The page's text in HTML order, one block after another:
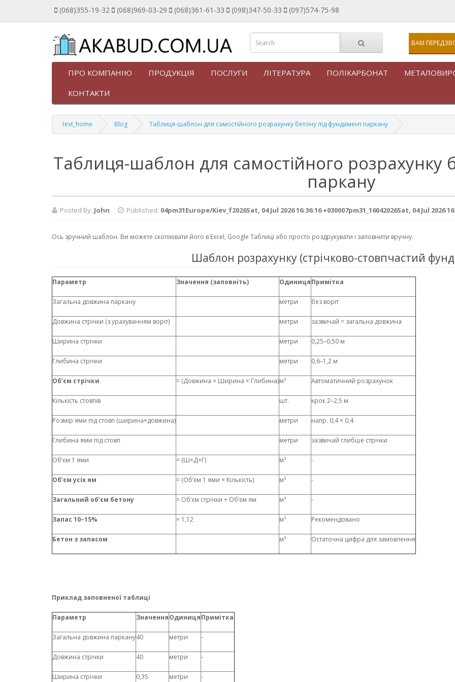
(068)355-19-32 (068)969-03-29 (068)361-61-33 (098)347-50-33 (097)574-75-98
ВАМ
ПРО КОМПАНІЮ ПРОДУКЦІЯ ПОСЛУГИ ЛІТЕРАТУРА ПОЛІКАРБОНАТ
КОНТАКТИ
text_home Blog Таблиця-шаблон для самостійного розрахунку бетону під фундамент паркану
Таблиця-шаблон для самостійного розрахунку
паркану
Posted By: John Published: 04pm31Europe/Kiev_f2026Sat, 04 Jul 2026 16:36:16 +030007pm31_16042026Sat, 04 Jul 2026
Ось зручний шаблон. Ви можете скопіювати його в Excel, Google Таблиці або просто роздрукувати і заповнити вручну.
Шаблон розрахунку (стрічково-стовпчастий
Параметр Значення (заповніть) ОдиницяПримітка
Загальна довжина паркану метри без воріт
Довжина стрічки (з урахуванням воріт) метри зазвичай = загальна довжина
Ширина стрічки метри 0,25–0,50 м
Глибина стрічки метри 0,6–1,2 м
Об’єм стрічки = (Довжина × Ширина × Глибина)м³ Автоматичний розрахунок
Кількість стовпів шт. крок 2–2,5 м
Розмір ями під стовп (ширина×довжина) метри напр. 0,4 × 0,4
Глибина ями під стовп метри зазвичай глибше стрічки
Об’єм 1 ями = (Ш×Д×Г) м³ -
Об’єм усіх ям = (Об’єм 1 ями × Кількість) м³ -
Загальний об’єм бетону = Об’єм стрічки + Об’єм ям м³ -
Запас 10–15% × 1,12 м³ Рекомендовано
Бетон з запасом м³ Остаточна цифра для замовлення
Приклад заповненої таблиці
Параметр ЗначенняОдиницяПримітка
Загальна довжина паркану40 метри -
Довжина стрічки 40 метри -
Ширина стрічки 0,35 метри -